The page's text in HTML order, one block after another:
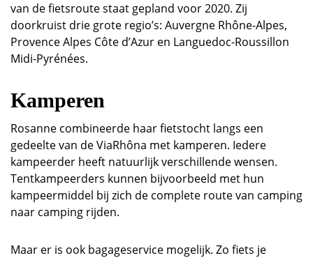
van de fietsroute staat gepland voor 2020. Zij
doorkruist drie grote regio’s: Auvergne Rhône-Alpes,
Provence Alpes Côte d’Azur en Languedoc-Roussillon
Midi-Pyrénées.
Kamperen
Rosanne combineerde haar fietstocht langs een
gedeelte van de ViaRhôna met kamperen. Iedere
kampeerder heeft natuurlijk verschillende wensen.
Tentkampeerders kunnen bijvoorbeeld met hun
kampeermiddel bij zich de complete route van camping
naar camping rijden.
Maar er is ook bagageservice mogelijk. Zo fiets je